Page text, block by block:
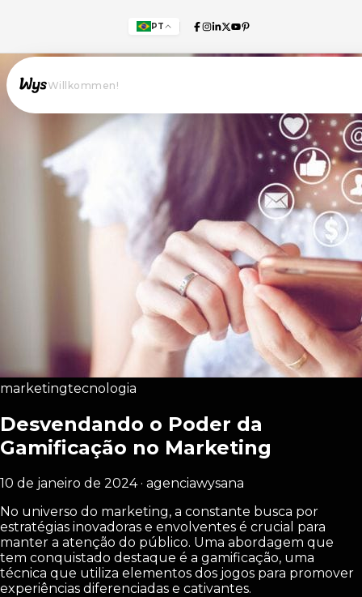
PT
Willkommen!
marketingtecnologia
Desvendando o Poder da
Gamificação no Marketing
10 de janeiro de 2024 · agenciawysana
No universo do marketing, a constante busca por
estratégias inovadoras e envolventes é crucial para
manter a atenção do público. Uma abordagem que
tem conquistado destaque é a gamificação, uma
técnica que utiliza elementos dos jogos para promover
experiências diferenciadas e cativantes.